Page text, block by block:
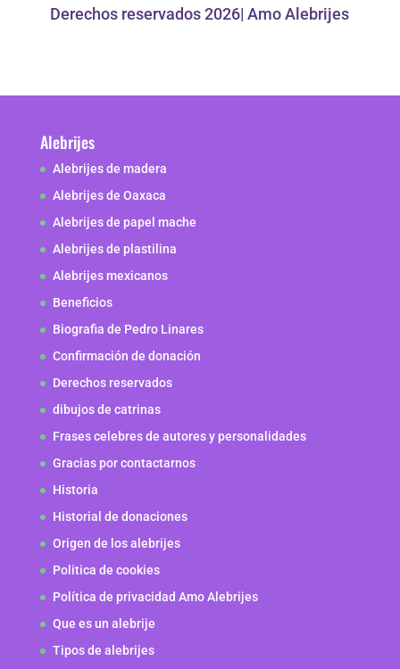
Derechos reservados 2026| Amo Alebrijes
Alebrijes
Alebrijes de madera
Alebrijes de Oaxaca
Alebrijes de papel mache
Alebrijes de plastilina
Alebrijes mexicanos
Beneficios
Biografia de Pedro Linares
Confirmación de donación
Derechos reservados
dibujos de catrinas
Frases celebres de autores y personalidades
Gracias por contactarnos
Historia
Historial de donaciones
Origen de los alebrijes
Politica de cookies
Política de privacidad Amo Alebrijes
Que es un alebrije
Tipos de alebrijes